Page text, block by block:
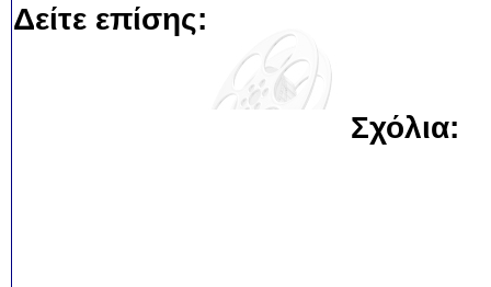
Δείτε επίσης:
Σχόλια: